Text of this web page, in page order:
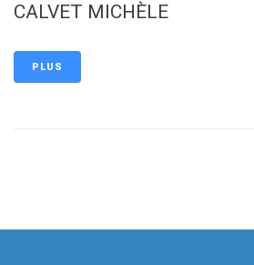
CALVET MICHÈLE
PLUS